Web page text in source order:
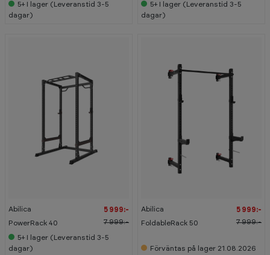
5+
I lager (Leveranstid 3-5
dagar)
5+
I lager (Leveranstid 3-5
dagar)
Abilica
PowerRack 40
5 999:-
7 999:-
5+ I lager (Leveranstid 3-5
dagar)
Abilica
FoldableRack 50
5 999:-
7 999:-
Förväntas på lager 21.08.2026